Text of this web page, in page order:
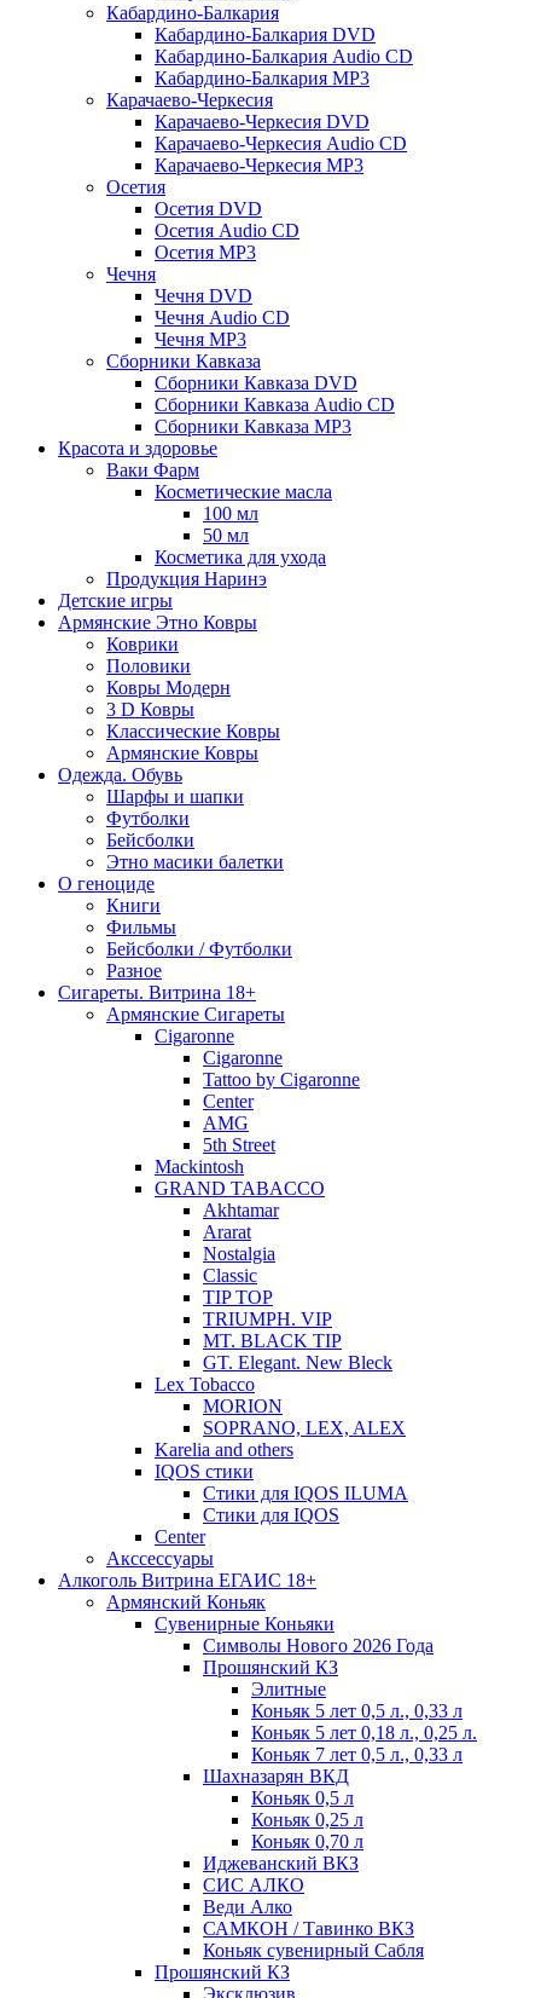
Кабардино-Балкария
Кабардино-Балкария DVD
Кабардино-Балкария Audio CD
Кабардино-Балкария MP3
Карачаево-Черкесия
Карачаево-Черкесия DVD
Карачаево-Черкесия Audio CD
Карачаево-Черкесия MP3
Осетия
Осетия DVD
Осетия Audio CD
Осетия MP3
Чечня
Чечня DVD
Чечня Audio CD
Чечня MP3
Сборники Кавказа
Сборники Кавказа DVD
Сборники Кавказа Audio CD
Сборники Кавказа MP3
Красота и здоровье
Ваки Фарм
Косметические масла
100 мл
50 мл
Косметика для ухода
Продукция Наринэ
Детские игры
Армянские Этно Ковры
Коврики
Половики
Ковры Модерн
3 D Ковры
Классические Ковры
Армянские Ковры
Одежда. Обувь
Шарфы и шапки
Футболки
Бейсболки
Этно масики балетки
О геноциде
Книги
Фильмы
Бейсболки / Футболки
Разное
Сигареты. Витрина 18+
Армянские Сигареты
Cigaronne
Cigaronne
Tattoo by Cigaronne
Center
AMG
5th Street
Mackintosh
GRAND TABACCO
Akhtamar
Ararat
Nostalgia
Classic
TIP TOP
TRIUMPH. VIP
MT. BLACK TIP
GT. Elegant. New Bleck
Lex Tobacco
MORION
SOPRANO, LEX, ALEX
Karelia and others
IQOS стики
Стики для IQOS ILUMA
Стики для IQOS
Сenter
Акссессуары
Алкоголь Витрина ЕГАИС 18+
Армянский Коньяк
Сувенирные Коньяки
Символы Нового 2026 Года
Прошянский КЗ
Элитные
Коньяк 5 лет 0,5 л., 0,33 л
Коньяк 5 лет 0,18 л., 0,25 л.
Коньяк 7 лет 0,5 л., 0,33 л
Шахназарян ВКД
Коньяк 0,5 л
Коньяк 0,25 л
Коньяк 0,70 л
Иджеванский ВКЗ
СИС АЛКО
Веди Алко
САМКОН / Тавинко ВКЗ
Коньяк сувенирный Сабля
Прошянский КЗ
Эксклюзив